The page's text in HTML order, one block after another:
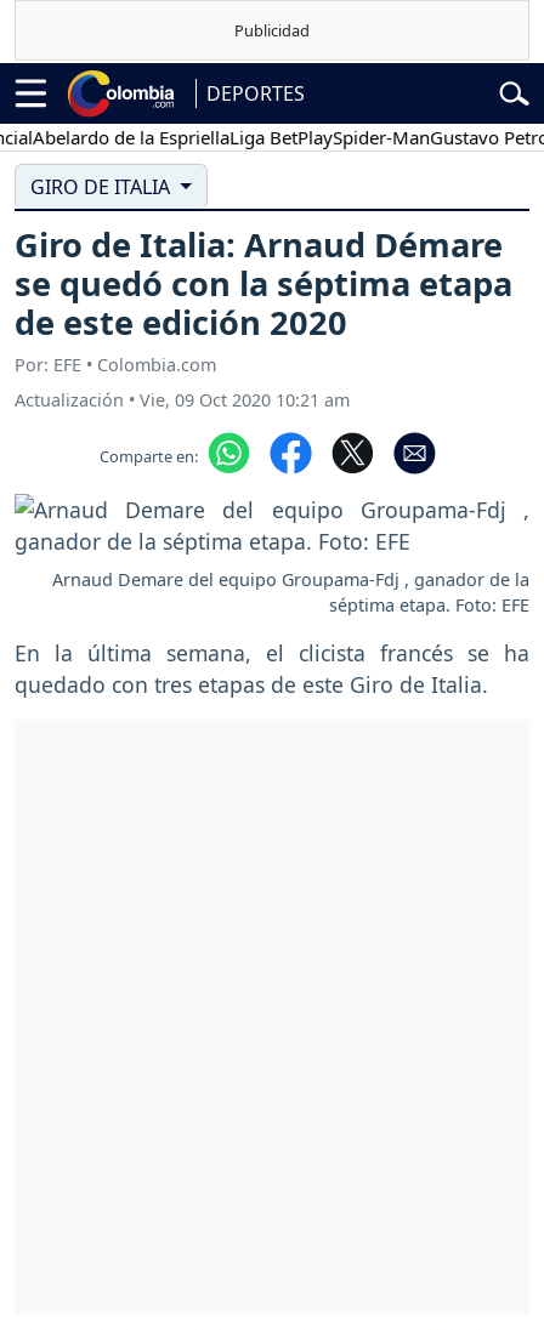
DEPORTES
Abelardo de la EspriellaLiga BetPlaySpider-ManGustavo Petro
GIRO DE ITALIA
Giro de Italia: Arnaud Démare
se quedó con la séptima etapa
de este edición 2020
Por: EFE • Colombia.com
Actualización • Vie, 09 Oct 2020 10:21 am
Comparte en:
Arnaud Demare del equipo Groupama-Fdj , ganador de la
séptima etapa. Foto: EFE
En la última semana, el clicista francés se ha
quedado con tres etapas de este Giro de Italia.